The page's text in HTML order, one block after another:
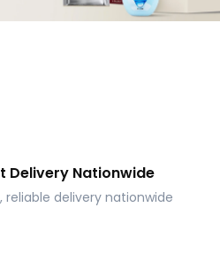
Delivery Nationwide
reliable delivery nationwide